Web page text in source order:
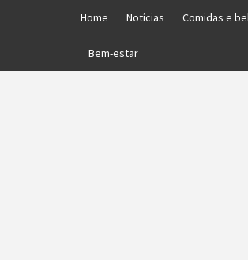
Home Notícias Comidas e
Bem-estar